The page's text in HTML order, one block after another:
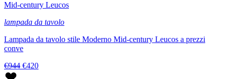
Mid-century Leucos
lampada da tavolo
Lampada da tavolo stile Moderno Mid-century Leucos a prezzi
conve
€944 €420